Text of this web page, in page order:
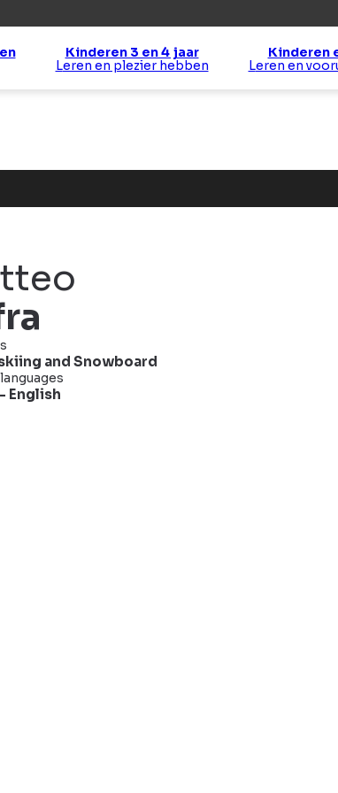
Kinderen 3 en 4 jaar
Leren en plezier hebben
Kinderen
Leren en
and Snowboard
- English